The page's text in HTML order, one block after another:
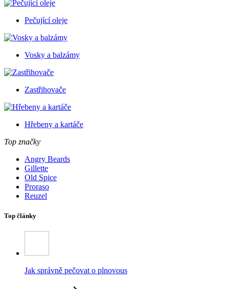
Pečující oleje
Vosky a balzámy
Zastřihovače
Hřebeny a kartáče
Top značky
Angry Beards
Gillette
Old Spice
Proraso
Reuzel
Top články
Jak správně pečovat o plnovous